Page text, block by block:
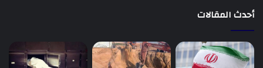
أحدث المقالات